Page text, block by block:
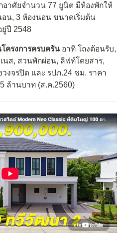
อาศัยจำนวน 77 ยูนิต มีห้องพักให้
น, 3 ห้องนอน ขนาดเริ่มต้น
ยู่ปี 2548
ครงการครบครัน อาทิ โถงต้อนรับ,
นส, สวนพักผ่อน, ลิฟท์โดยสาร,
งจรปิด และ รปภ.24 ชม. ราคา
ล้านบาท (ส.ค.2560)